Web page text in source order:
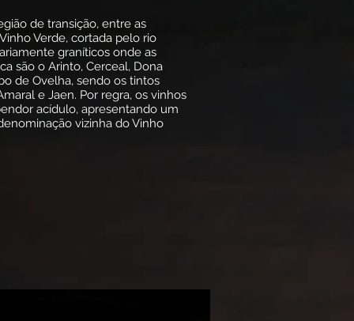
de transição, entre as
Verde, cortada pelo rio
graníticos onde as
são o Arinto, Cerceal, Dona
de Ovelha, sendo os tintos
e Jaen. Por regra, os vinhos
acídulo, apresentando um
vizinha do Vinho